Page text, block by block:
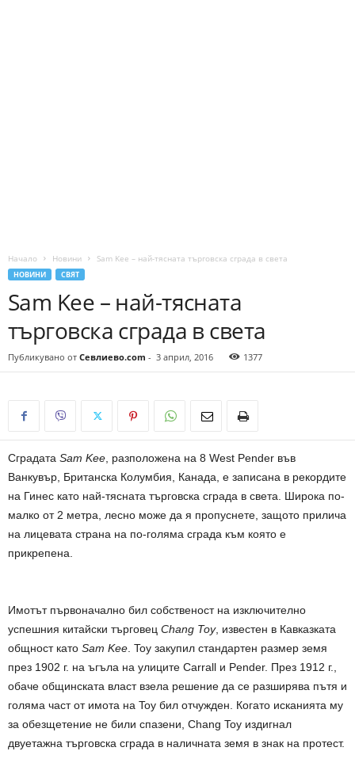
Начало Новини Sam Kee – най-тясната търговска сграда в света
НОВИНИ СВЯТ
Sam Kee – най-тясната
търговска сграда в света
Публикувано от Севлиево.com - 3 април, 2016 1377
Сградата Sam Kee , разположена на 8 West Pender във
Ванкувър, Британска Колумбия, Канада, е записана в рекордите
на Гинес като най-тясната търговска сграда в света. Широка по-
малко от 2 метра, лесно може да я пропуснете, защото прилича
на лицевата страна на по-голяма сграда към която е
прикрепена.
Имотът първоначално бил собственост на изключително
успешния китайски търговец Chang Toy, известен в Кавказката
общност като Sam Kee . Toy закупил стандартен размер земя
през 1902 г. на ъгъла на улиците Carrall и Pender. През 1912 г.,
обаче общинската власт взела решение да се разширява пътя и
голяма част от имота на Toy бил отчужден. Когато исканията му
за обезщетение не били спазени, Chang Toy издигнал
двуетажна търговска сграда в наличната земя в знак на протест.